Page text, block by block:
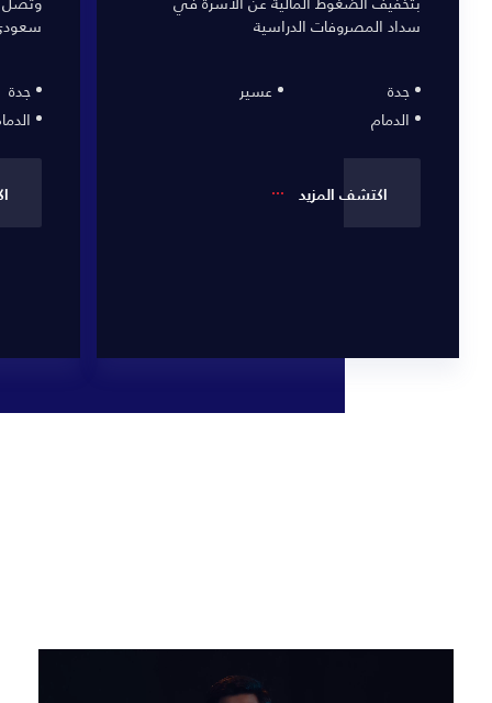
سداد المصروفات الدراسية
جدة
عسير
الدمام
اكتشف المزيد
جدة
Video